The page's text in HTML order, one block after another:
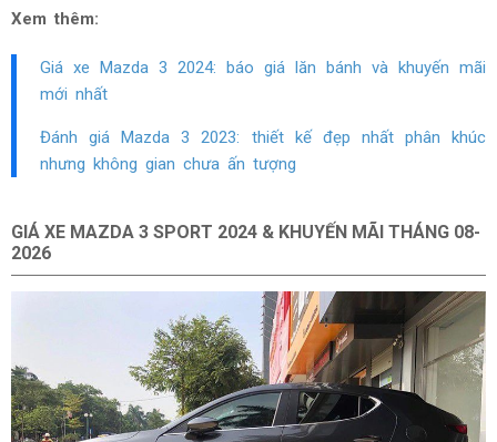
Xem thêm:
Giá xe Mazda 3 2024: báo giá lăn bánh và khuyến mãi
mới nhất
Đánh giá Mazda 3 2023: thiết kế đẹp nhất phân khúc
nhưng không gian chưa ấn tượng
GIÁ XE MAZDA 3 SPORT 2024 & KHUYẾN MÃI THÁNG 08-
2026